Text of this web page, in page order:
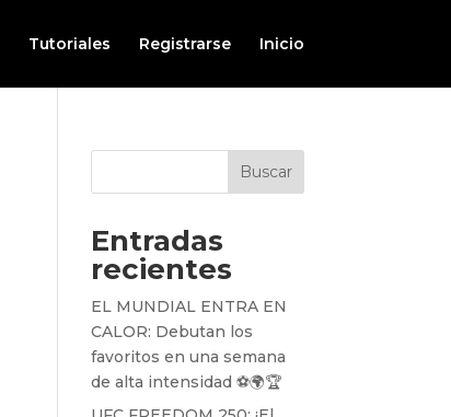
Tutoriales Registrarse Inicio
Buscar
Entradas
recientes
EL MUNDIAL ENTRA EN
CALOR: Debutan los
favoritos en una semana
de alta intensidad ⚽️🌍🏆